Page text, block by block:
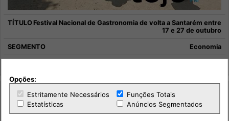
Festival Nacional de Gastronomia de volta a Santarém entre
17 e 27 de outubro
Economia
Opções:
Estritamente Necessários
Funções Totais
Estatísticas
Anúncios Segmentados